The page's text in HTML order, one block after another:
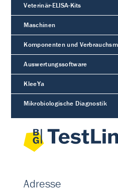
Veterinär-ELISA-Kits
Maschinen
Komponenten und
Auswertungssoftware
KleeYa
Mikrobiologische Diagnostik
Adresse